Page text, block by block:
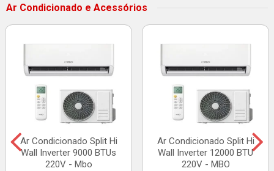
Ar Condicionado e Acessórios
Ar Condicionado Split Hi
Wall Inverter 9000 BTUs
220V - Mbo
Ar Condicionado Split Hi
Wall Inverter 12000 BTU
220V - MBO